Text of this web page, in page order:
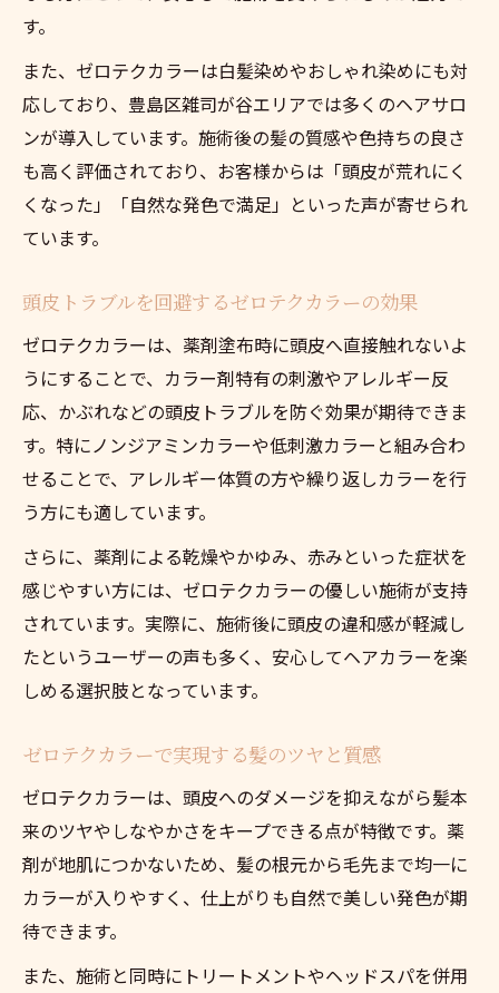
す。
また、ゼロテクカラーは白髪染めやおしゃれ染めにも対
応しており、豊島区雑司が谷エリアでは多くのヘアサロ
ンが導入しています。施術後の髪の質感や色持ちの良さ
も高く評価されており、お客様からは「頭皮が荒れにく
くなった」「自然な発色で満足」といった声が寄せられ
ています。
頭皮トラブルを回避するゼロテクカラーの効果
ゼロテクカラーは、薬剤塗布時に頭皮へ直接触れないよ
うにすることで、カラー剤特有の刺激やアレルギー反
応、かぶれなどの頭皮トラブルを防ぐ効果が期待できま
す。特にノンジアミンカラーや低刺激カラーと組み合わ
せることで、アレルギー体質の方や繰り返しカラーを行
う方にも適しています。
さらに、薬剤による乾燥やかゆみ、赤みといった症状を
感じやすい方には、ゼロテクカラーの優しい施術が支持
されています。実際に、施術後に頭皮の違和感が軽減し
たというユーザーの声も多く、安心してヘアカラーを楽
しめる選択肢となっています。
ゼロテクカラーで実現する髪のツヤと質感
ゼロテクカラーは、頭皮へのダメージを抑えながら髪本
来のツヤやしなやかさをキープできる点が特徴です。薬
剤が地肌につかないため、髪の根元から毛先まで均一に
カラーが入りやすく、仕上がりも自然で美しい発色が期
待できます。
また、施術と同時にトリートメントやヘッドスパを併用